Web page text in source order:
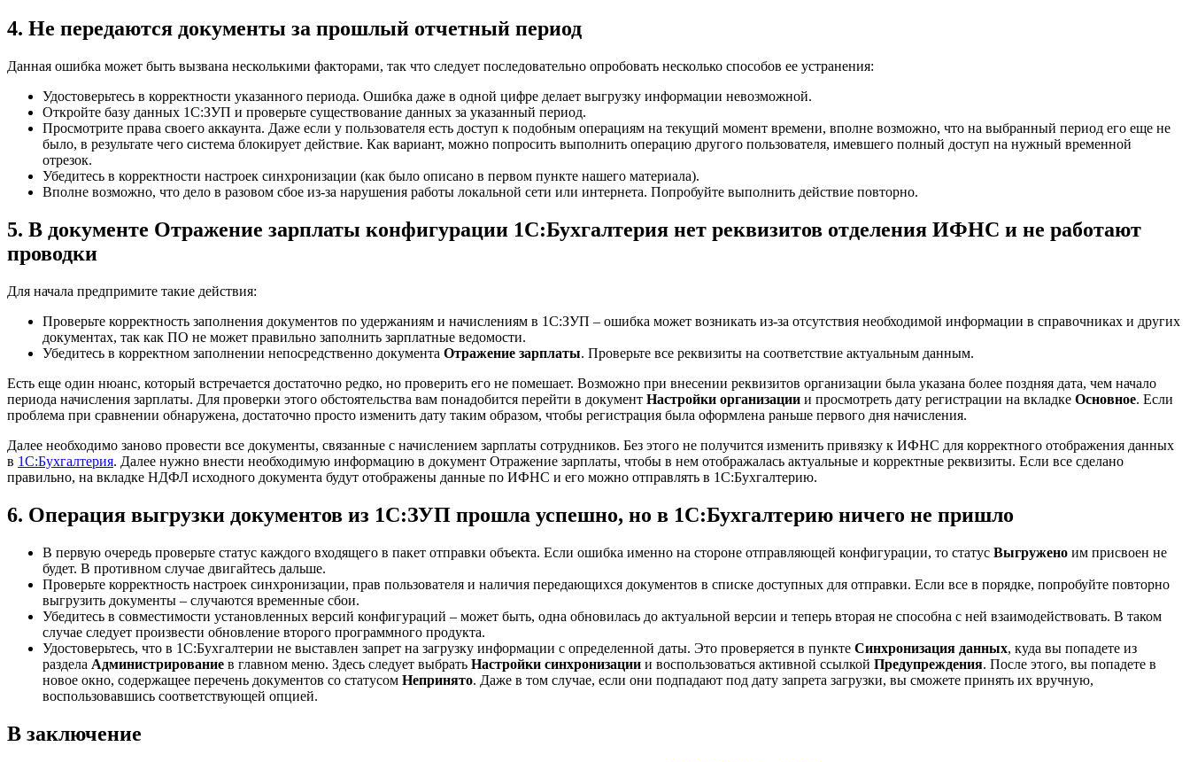
4. Не передаются документы за прошлый отчетный период
Данная ошибка может быть вызвана несколькими факторами, так что следует последовательно опробовать несколько способов ее устранения:
Удостоверьтесь в корректности указанного периода. Ошибка даже в одной цифре делает выгрузку информации невозможной.
Откройте базу данных 1С:ЗУП и проверьте существование данных за указанный период.
Просмотрите права своего аккаунта. Даже если у пользователя есть доступ к подобным операциям на текущий момент времени, вполне возможно, что на выбранный период его еще не
было, в результате чего система блокирует действие. Как вариант, можно попросить выполнить операцию другого пользователя, имевшего полный доступ на нужный временной
отрезок.
Убедитесь в корректности настроек синхронизации (как было описано в первом пункте нашего материала).
Вполне возможно, что дело в разовом сбое из-за нарушения работы локальной сети или интернета. Попробуйте выполнить действие повторно.
5. В документе Отражение зарплаты конфигурации 1С:Бухгалтерия нет реквизитов отделения ИФНС и не работают
проводки
Для начала предпримите такие действия:
Проверьте корректность заполнения документов по удержаниям и начислениям в 1С:ЗУП – ошибка может возникать из-за отсутствия необходимой информации в справочниках и других
документах, так как ПО не может правильно заполнить зарплатные ведомости.
Убедитесь в корректном заполнении непосредственно документа Отражение зарплаты. Проверьте все реквизиты на соответствие актуальным данным.
Есть еще один нюанс, который встречается достаточно редко, но проверить его не помешает. Возможно при внесении реквизитов организации была указана более поздняя дата, чем начало
периода начисления зарплаты. Для проверки этого обстоятельства вам понадобится перейти в документ Настройки организации и просмотреть дату регистрации на вкладке Основное. Если
проблема при сравнении обнаружена, достаточно просто изменить дату таким образом, чтобы регистрация была оформлена раньше первого дня начисления.
Далее необходимо заново провести все документы, связанные с начислением зарплаты сотрудников. Без этого не получится изменить привязку к ИФНС для корректного отображения данных
в 1C:Бухгалтерия. Далее нужно внести необходимую информацию в документ Отражение зарплаты, чтобы в нем отображалась актуальные и корректные реквизиты. Если все сделано
правильно, на вкладке НДФЛ исходного документа будут отображены данные по ИФНС и его можно отправлять в 1С:Бухгалтерию.
6. Операция выгрузки документов из 1С:ЗУП прошла успешно, но в 1С:Бухгалтерию ничего не пришло
В первую очередь проверьте статус каждого входящего в пакет отправки объекта. Если ошибка именно на стороне отправляющей конфигурации, то статус Выгружено им присвоен не
будет. В противном случае двигайтесь дальше.
Проверьте корректность настроек синхронизации, прав пользователя и наличия передающихся документов в списке доступных для отправки. Если все в порядке, попробуйте повторно
выгрузить документы – случаются временные сбои.
Убедитесь в совместимости установленных версий конфигураций – может быть, одна обновилась до актуальной версии и теперь вторая не способна с ней взаимодействовать. В таком
случае следует произвести обновление второго программного продукта.
Удостоверьтесь, что в 1С:Бухгалтерии не выставлен запрет на загрузку информации с определенной даты. Это проверяется в пункте Синхронизация данных, куда вы попадете из
раздела Администрирование в главном меню. Здесь следует выбрать Настройки синхронизации и воспользоваться активной ссылкой Предупреждения. После этого, вы попадете в
новое окно, содержащее перечень документов со статусом Непринято. Даже в том случае, если они подпадают под дату запрета загрузки, вы сможете принять их вручную,
воспользовавшись соответствующей опцией.
В заключение